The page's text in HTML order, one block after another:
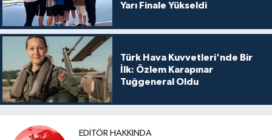
Yarı Finale Yükseldi
Türk Hava Kuvvetleri'nde Bir
İlk: Özlem Karapınar
Tuğgeneral Oldu
EDITÖR HAKKINDA